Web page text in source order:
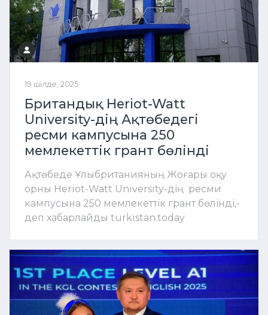
19 шілде, 2025
Британдық Heriot-Watt
University-дің Ақтөбедегі
ресми кампусына 250
мемлекеттік грант бөлінді
Ақтөбеде Ұлыбританияның Жоғары оқу
орны Heriot-Watt University-дің ресми
кампусына 250 мемлекеттік грант бөлінді,-
деп хабарлайды turkistan.today